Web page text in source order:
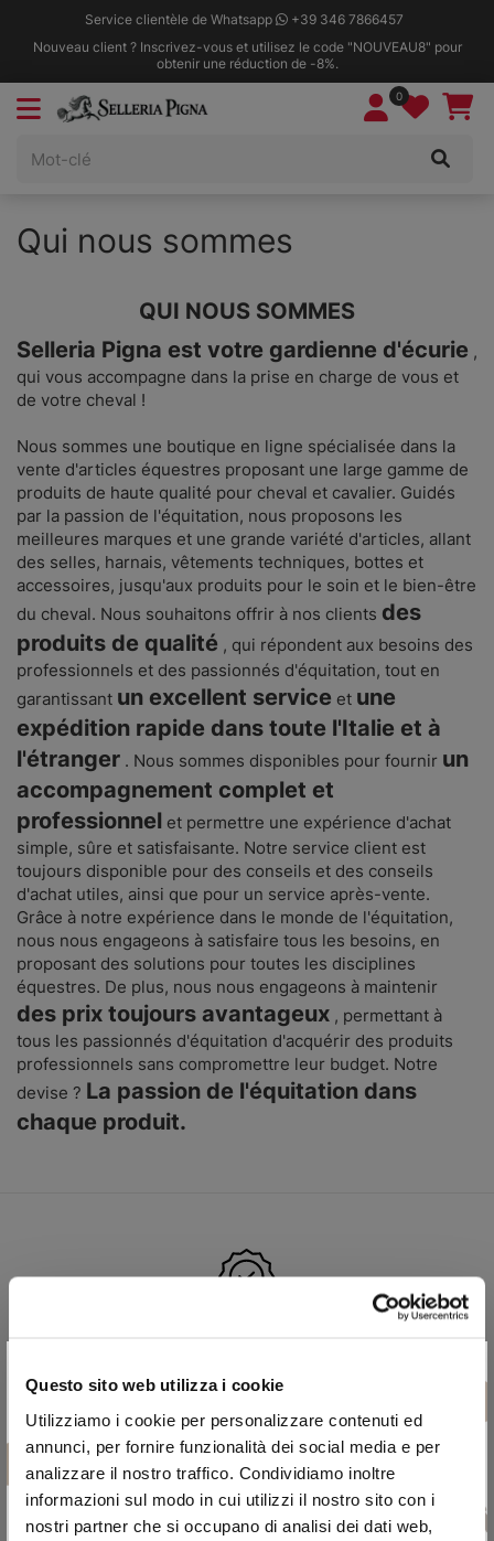
Questo sito web utilizza i cookie
Utilizziamo i cookie per personalizzare contenuti ed
annunci, per fornire funzionalità dei social media e per
analizzare il nostro traffico. Condividiamo inoltre
informazioni sul modo in cui utilizzi il nostro sito con i
nostri partner che si occupano di analisi dei dati web,
Service clientèle de Whatsapp
+39 346 7866457
Nouveau client ? Inscrivez-vous et utilisez le code "NOUVEAU8" pour
obtenir une réduction de -8%.
0
Qui nous sommes
QUI NOUS SOMMES
Selleria Pigna est votre gardienne d'écurie ,
qui vous accompagne dans la prise en charge de vous et
de votre cheval !
Nous sommes une boutique en ligne spécialisée dans la
vente d'articles équestres proposant une large gamme de
produits de haute qualité pour cheval et cavalier. Guidés
par la passion de l'équitation, nous proposons les
meilleures marques et une grande variété d'articles, allant
des selles, harnais, vêtements techniques, bottes et
accessoires, jusqu'aux produits pour le soin et le bien-être
du cheval. Nous souhaitons offrir à nos clients des
produits de qualité , qui répondent aux besoins des
professionnels et des passionnés d'équitation, tout en
garantissant un excellent service et une
expédition rapide dans toute l'Italie et à
l'étranger . Nous sommes disponibles pour fournir un
accompagnement complet et
professionnel et permettre une expérience d'achat
simple, sûre et satisfaisante. Notre service client est
toujours disponible pour des conseils et des conseils
d'achat utiles, ainsi que pour un service après-vente.
Grâce à notre expérience dans le monde de l'équitation,
nous nous engageons à satisfaire tous les besoins, en
proposant des solutions pour toutes les disciplines
équestres. De plus, nous nous engageons à maintenir
des prix toujours avantageux , permettant à
tous les passionnés d'équitation d'acquérir des produits
professionnels sans compromettre leur budget. Notre
devise ? La passion de l'équitation dans
chaque produit.
Nous sélectionnons les meilleures marques de design pour
certifiée.